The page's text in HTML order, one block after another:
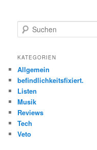
u
h
n
KATEGORIEN
Allgemein
befindlichkeitsfixiert.
Listen
Musik
Reviews
Tech
Veto